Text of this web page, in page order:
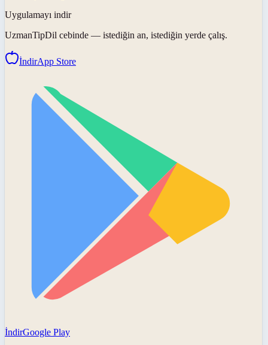
Uygulamayı indir
UzmanTipDil cebinde — istediğin an, istediğin yerde çalış.
İndirApp Store
İndirGoogle Play